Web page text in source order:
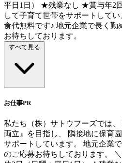
平日1日） ★残業なし ★賞与年2
して子育て世帯をサポートして
食代無料です♪ 地元企業で長く勤
お待ちしております。
すべて見る
お仕事PR
私たち（株）サトウフーズでは
両立』を目指し、 隣接地に保育
サポートしています。 地元企業
のご応募お待ちしております。